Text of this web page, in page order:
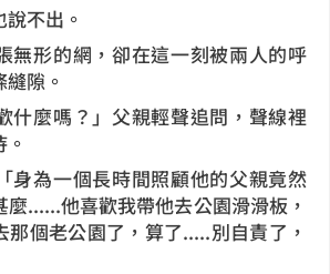
不出。
無形的網，卻在這一刻被兩人的呼
隙。
什麼嗎？」父親輕聲追問，聲線裡
身為一個長時間照顧他的父親竟然
......他喜歡我帶他去公園滑滑板，
個老公園了，算了.....別自責了，